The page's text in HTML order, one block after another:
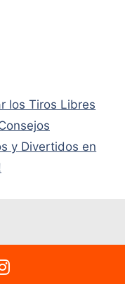
los Tiros Libres
y Divertidos en